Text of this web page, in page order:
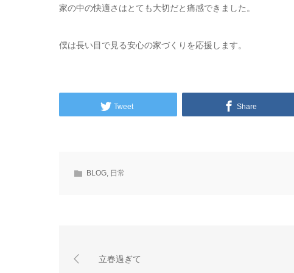
家の中の快適さはとても大切だと痛感できました。
僕は長い目で見る安心の家づくりを応援します。
Tweet Share
BLOG, 日常
立春過ぎて